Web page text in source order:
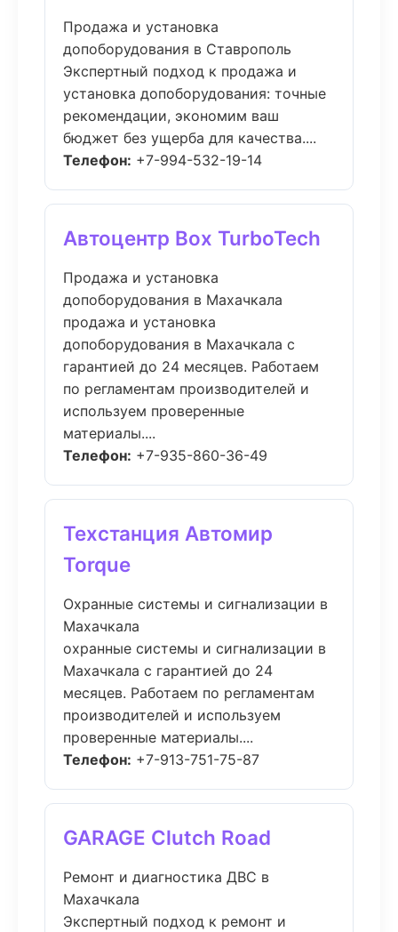
Продажа и установка
допоборудования в Ставрополь
Экспертный подход к продажа и
установка допоборудования: точные
рекомендации, экономим ваш
бюджет без ущерба для качества....
Телефон: +7-994-532-19-14
Автоцентр Box TurboTech
Продажа и установка
допоборудования в Махачкала
продажа и установка
допоборудования в Махачкала с
гарантией до 24 месяцев. Работаем
по регламентам производителей и
используем проверенные
материалы....
Телефон: +7-935-860-36-49
Техстанция Автомир
Torque
Охранные системы и сигнализации в
Махачкала
охранные системы и сигнализации в
Махачкала с гарантией до 24
месяцев. Работаем по регламентам
производителей и используем
проверенные материалы....
Телефон: +7-913-751-75-87
GARAGE Clutch Road
Ремонт и диагностика ДВС в
Махачкала
Экспертный подход к ремонт и